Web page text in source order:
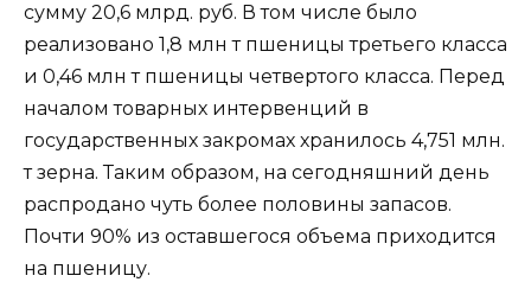
сумму 20,6 млрд. руб. В том числе было
реализовано 1,8 млн т пшеницы третьего класса
и 0,46 млн т пшеницы четвертого класса. Перед
началом товарных интервенций в
государственных закромах хранилось 4,751 млн.
т зерна. Таким образом, на сегодняшний день
распродано чуть более половины запасов.
Почти 90% из оставшегося объема приходится
на пшеницу.